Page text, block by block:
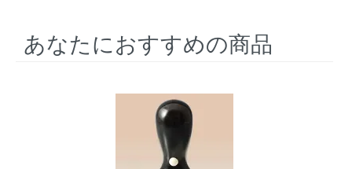
あなたにおすすめの商品